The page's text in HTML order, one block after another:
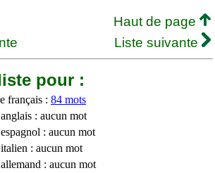
Haut de page
Liste suivante
pour :
français : 84 mots
: aucun mot
: aucun mot
: aucun mot
: aucun mot